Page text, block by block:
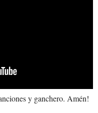
y ganchero. Amén!